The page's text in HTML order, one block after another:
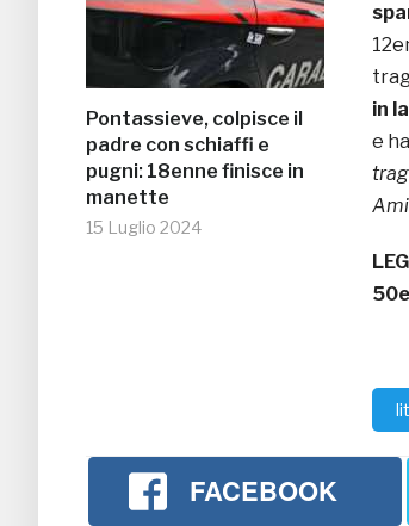
Pontassieve, colpisce il
padre con schiaffi e
pugni: 18enne finisce in
manette
15 Luglio 2024
in
e
FACEBOOK